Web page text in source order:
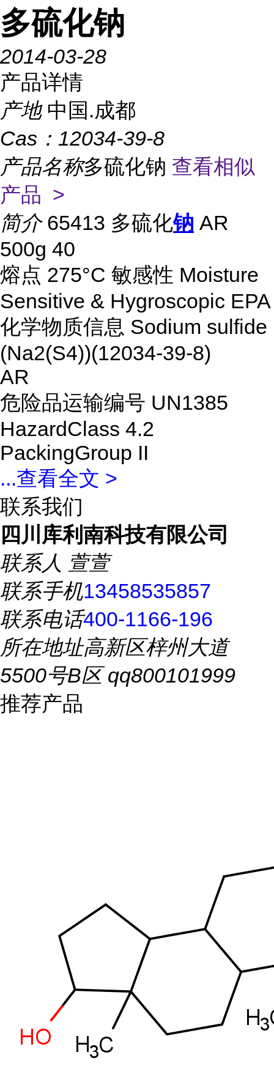
多硫化钠
2014-03-28
产品详情
产地 中国.成都
Cas： 12034-39-8
产品名称多硫化钠 查看相似
产品 >
简介 65413 多硫化钠 AR
500g 40
熔点 275°C 敏感性 Moisture
Sensitive & Hygroscopic EPA
化学物质信息 Sodium sulfide
(Na2(S4))(12034-39-8)
AR
危险品运输编号 UN1385
HazardClass 4.2
PackingGroup II
...查看全文 >
联系我们
四川库利南科技有限公司
联系人 萱萱
联系手机13458535857
联系电话400-1166-196
所在地址高新区梓州大道
5500号B区 qq800101999
推荐产品